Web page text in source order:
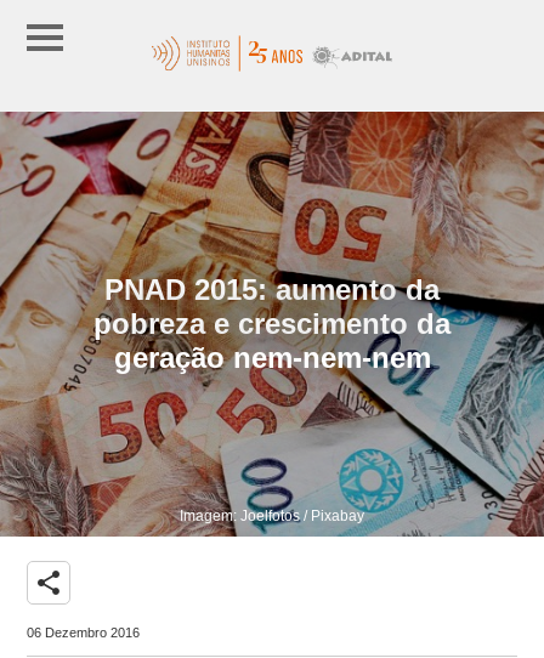
PNAD 2015: aumento da
pobreza e crescimento da
geração nem-nem-nem
Imagem: Joelfotos / Pixabay
share
06 Dezembro 2016